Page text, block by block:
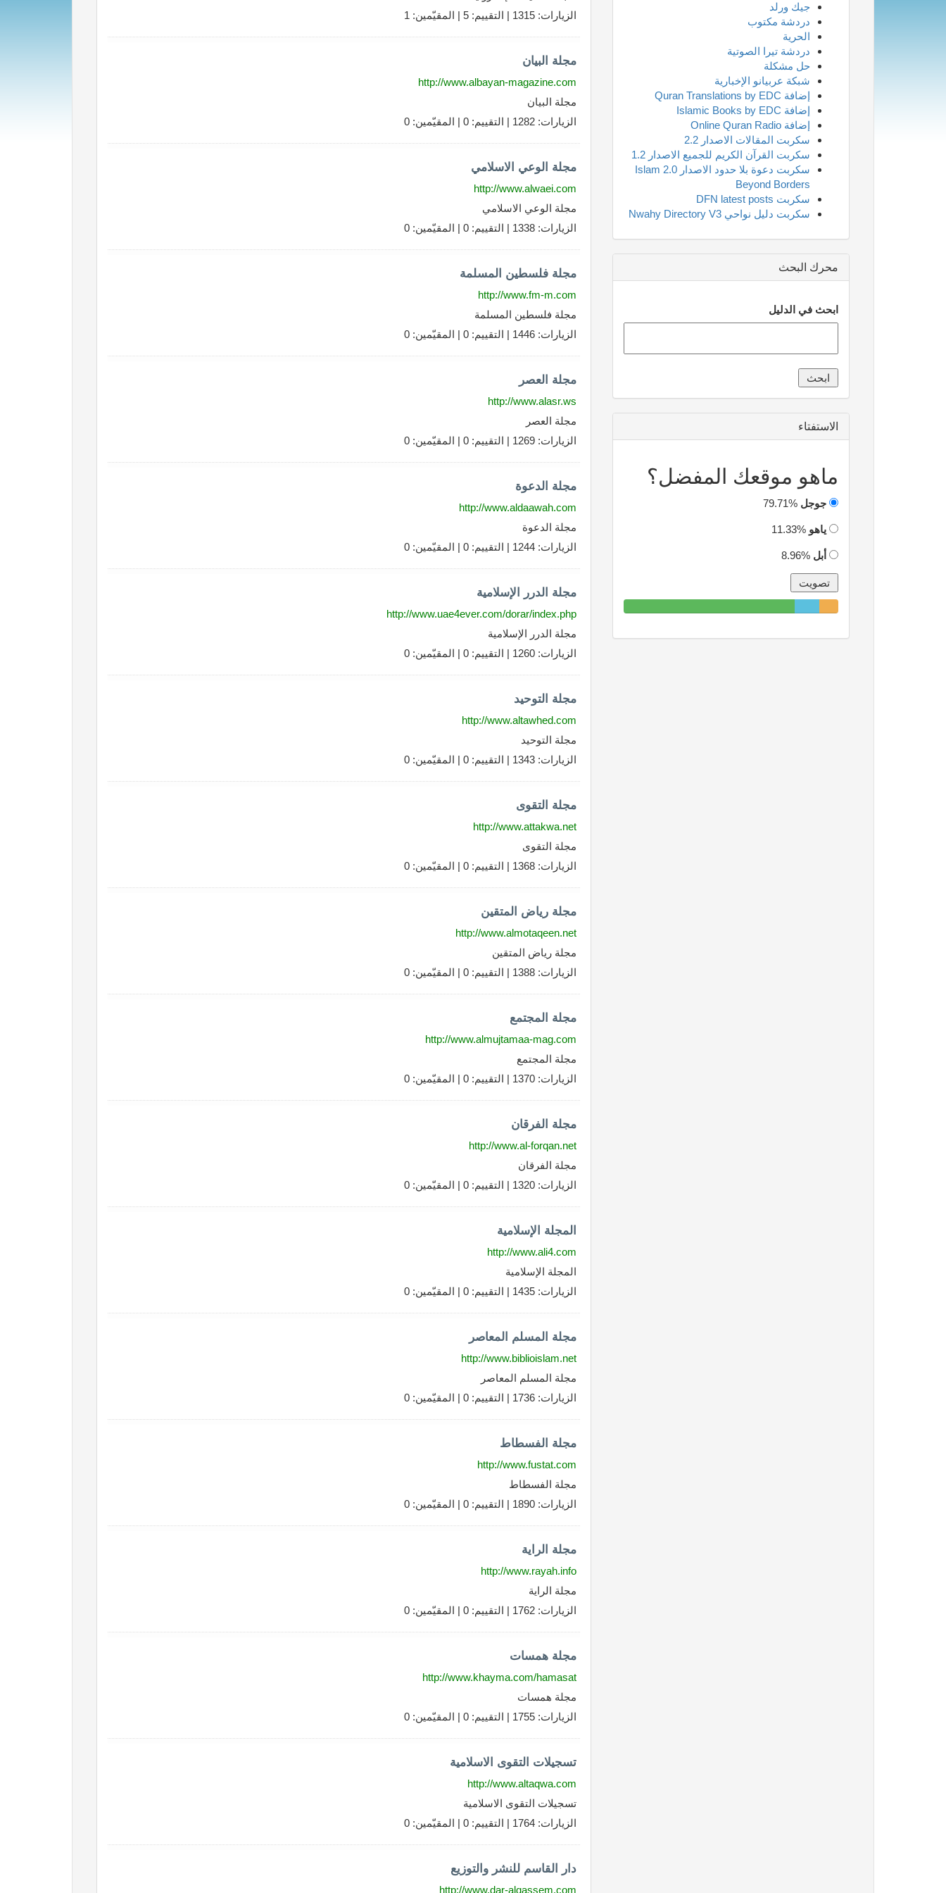
الزيارات: 1315 | التقييم: 5 | المقيّمين: 1
مجلة البيان
http://www.albayan-magazine.com
مجلة البيان
الزيارات: 1282 | التقييم: 0 | المقيّمين: 0
مجلة الوعي الاسلامي
http://www.alwaei.com
مجلة الوعي الاسلامي
الزيارات: 1338 | التقييم: 0 | المقيّمين: 0
مجلة فلسطين المسلمة
http://www.fm-m.com
مجلة فلسطين المسلمة
الزيارات: 1446 | التقييم: 0 | المقيّمين: 0
مجلة العصر
http://www.alasr.ws
مجلة العصر
الزيارات: 1269 | التقييم: 0 | المقيّمين: 0
مجلة الدعوة
http://www.aldaawah.com
مجلة الدعوة
الزيارات: 1244 | التقييم: 0 | المقيّمين: 0
مجلة الدرر الإسلامية
http://www.uae4ever.com/dorar/index.php
مجلة الدرر الإسلامية
الزيارات: 1260 | التقييم: 0 | المقيّمين: 0
مجلة التوحيد
http://www.altawhed.com
مجلة التوحيد
الزيارات: 1343 | التقييم: 0 | المقيّمين: 0
مجلة التقوى
http://www.attakwa.net
مجلة التقوى
الزيارات: 1368 | التقييم: 0 | المقيّمين: 0
مجلة رياض المتقين
http://www.almotaqeen.net
مجلة رياض المتقين
الزيارات: 1388 | التقييم: 0 | المقيّمين: 0
مجلة المجتمع
http://www.almujtamaa-mag.com
مجلة المجتمع
الزيارات: 1370 | التقييم: 0 | المقيّمين: 0
مجلة الفرقان
http://www.al-forqan.net
مجلة الفرقان
الزيارات: 1320 | التقييم: 0 | المقيّمين: 0
المجلة الإسلامية
http://www.ali4.com
المجلة الإسلامية
الزيارات: 1435 | التقييم: 0 | المقيّمين: 0
مجلة المسلم المعاصر
http://www.biblioislam.net
مجلة المسلم المعاصر
الزيارات: 1736 | التقييم: 0 | المقيّمين: 0
مجلة الفسطاط
http://www.fustat.com
مجلة الفسطاط
الزيارات: 1890 | التقييم: 0 | المقيّمين: 0
مجلة الراية
http://www.rayah.info
مجلة الراية
الزيارات: 1762 | التقييم: 0 | المقيّمين: 0
مجلة همسات
http://www.khayma.com/hamasat
مجلة همسات
الزيارات: 1755 | التقييم: 0 | المقيّمين: 0
تسجيلات التقوى الاسلامية
http://www.altaqwa.com
تسجيلات التقوى الاسلامية
الزيارات: 1764 | التقييم: 0 | المقيّمين: 0
دار القاسم للنشر والتوزيع
http://www.dar-alqassem.com
جيك ورلد
دردشة مكتوب
الحرية
دردشة تيرا الصوتية
حل مشكلة
شبكة عربيانو الإخبارية
إضافة Quran Translations by EDC
إضافة Islamic Books by EDC
إضافة Online Quran Radio
سكربت المقالات الاصدار 2.2
سكربت القرآن الكريم للجميع الاصدار 1.2
سكربت دعوة بلا حدود الاصدار 2.0 Islam
Beyond Borders
سكربت DFN latest posts
سكربت دليل نواحي Nwahy Directory V3
محرك البحث
ابحث في الدليل
الاستفتاء
ماهو موقعك المفضل؟
جوجل 79.71%
ياهو 11.33%
أبل 8.96%